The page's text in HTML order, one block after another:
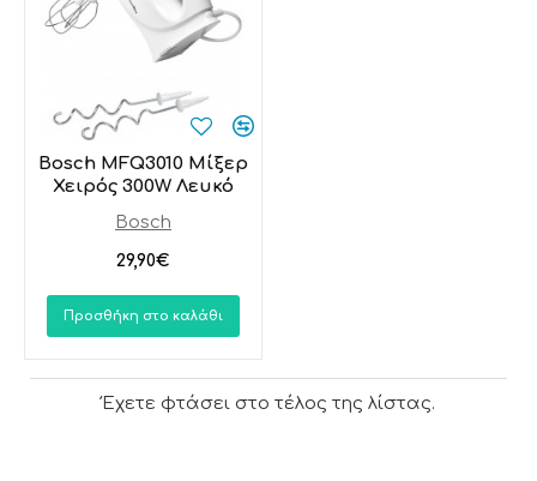
Bosch
Bosch MFQ3010 Μίξερ
Χειρός 300W Λευκό
29,90€
Προσθήκη στο καλάθι
Έχετε φτάσει στο τέλος της λίστας.